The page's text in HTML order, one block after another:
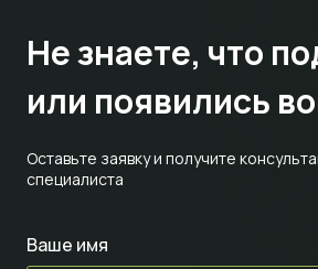
Оставьте заявку и получите
специалиста
Не знаете, что
или появились
Ваше имя